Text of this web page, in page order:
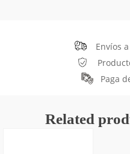
Envíos
Paga
Related